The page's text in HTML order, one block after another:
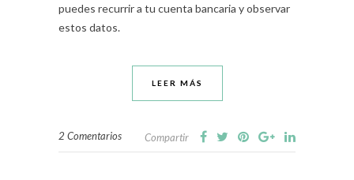
puedes recurrir a tu cuenta bancaria y observar
estos datos.
LEER MÁS
2 Comentarios Compartir